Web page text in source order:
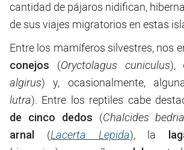
cantidad de pájaros nidifican,
de sus viajes migratorios en estas
Entre los mamíferos silvestres, nos
conejos (Oryctolagus cuniculus),
algirus) y, ocasionalmente,
lutra). Entre los reptiles cabe
de cinco dedos (Chalcides
arnal
(Lacerta Lepida), la